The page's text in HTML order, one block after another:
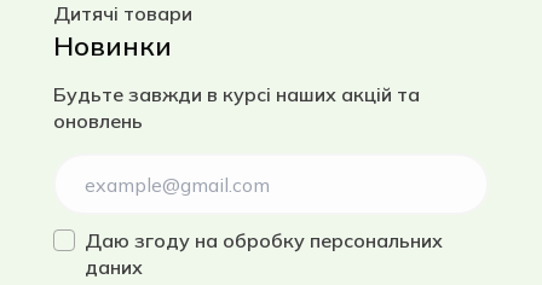
Дитячі товари
Новинки
Будьте завжди в курсі наших акцій та
оновлень
Даю згоду на обробку персональних
даних